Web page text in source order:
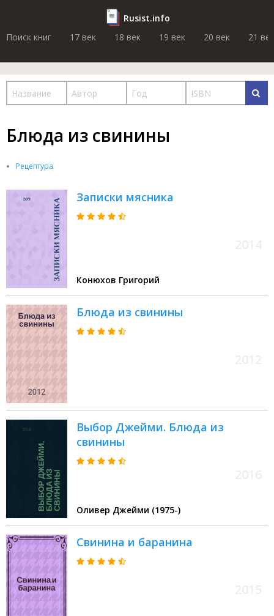
Rusist.info
Поиск книг
17 век 18 век 19 век 20 век 21 век
Блюда из свинины
Рецептура
Записки мясника
Конюхов Григорий
Блюда из свинины
Выбор Джейми. Блюда из
свинины
Оливер Джейми (1975-)
Свинина и баранина